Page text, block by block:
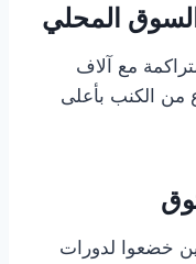
مع آلاف
من الكنب بأعلى
خضعوا لدورات